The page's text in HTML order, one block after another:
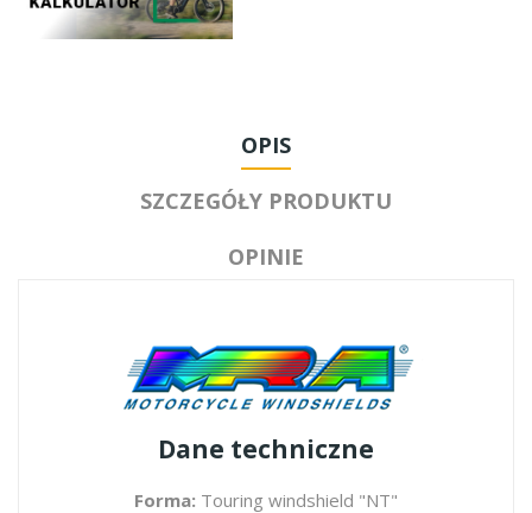
OPIS
SZCZEGÓŁY PRODUKTU
OPINIE
Dane techniczne
Forma: Touring windshield "NT"